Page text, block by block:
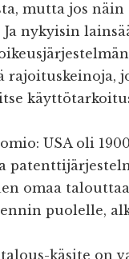
mutta jos
Ja nykyisin
rajoituskeinoja,
USA oli
omaa
puolelle,
käsite on